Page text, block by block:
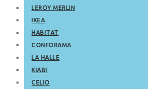
LEROY MERLIN
IKEA
HABITAT
CONFORAMA
LA HALLE
KIABI
CELIO